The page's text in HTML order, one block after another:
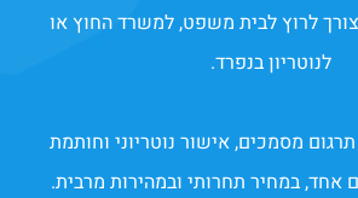
לרוץ לבית משפט, למשרד החוץ או
לנוטריון בנפרד.
מסמכים, אישור נוטריוני וחותמת
אחד, במחיר תחרותי ובמהירות מרבית.